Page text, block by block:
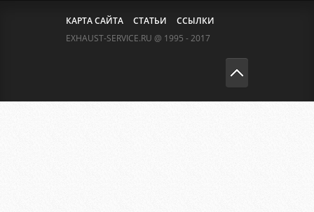
КАРТА САЙТА СТАТЬИ
ССЫЛКИ
EXHAUST-SERVICE.RU @ 1995 - 2017